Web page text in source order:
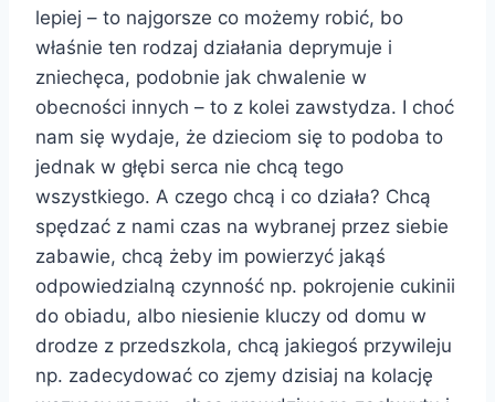
lepiej – to najgorsze co możemy robić, bo
właśnie ten rodzaj działania deprymuje i
zniechęca, podobnie jak chwalenie w
obecności innych – to z kolei zawstydza. I choć
nam się wydaje, że dzieciom się to podoba to
jednak w głębi serca nie chcą tego
wszystkiego. A czego chcą i co działa? Chcą
spędzać z nami czas na wybranej przez siebie
zabawie, chcą żeby im powierzyć jakąś
odpowiedzialną czynność np. pokrojenie cukinii
do obiadu, albo niesienie kluczy od domu w
drodze z przedszkola, chcą jakiegoś przywileju
np. zadecydować co zjemy dzisiaj na kolację